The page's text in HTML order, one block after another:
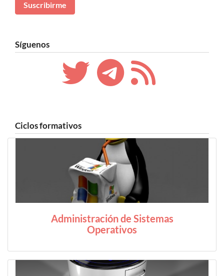
Síguenos
Ciclos formativos
Administración de Sistemas
Operativos